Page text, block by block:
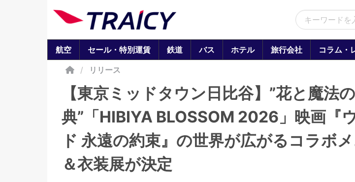
航空 セール・特別運賃 鉄道 バス ホテル 旅行会社 コラム・
/ リリース
【東京ミッドタウン日比谷】”花と魔法
典”「HIBIYA BLOSSOM 2026」映画『
ド 永遠の約束』の世界が広がるコラボ
＆衣装展が決定